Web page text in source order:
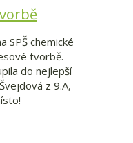
SPŠ chemické
tvorbě.
do nejlepší
z 9.A,